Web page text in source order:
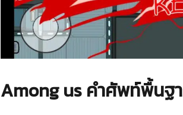
Among us คำศัพท์พื้นฐ